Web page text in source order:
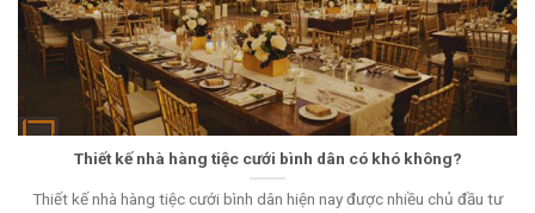
Thiết kế nhà hàng tiệc cưới bình dân có khó không?
Thiết kế nhà hàng tiệc cưới bình dân hiện nay được nhiều chủ đầu tư